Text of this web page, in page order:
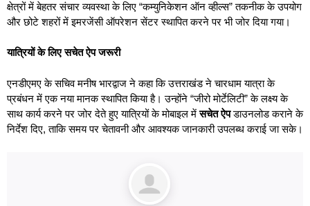
क्षेत्रों में बेहतर संचार व्यवस्था के लिए “कम्युनिकेशन ऑन व्हील्स” तकनीक के उपयोग
और छोटे शहरों में इमरजेंसी ऑपरेशन सेंटर स्थापित करने पर भी जोर दिया गया।
यात्रियों के लिए सचेत ऐप जरूरी
एनडीएमए के सचिव मनीष भारद्वाज ने कहा कि उत्तराखंड ने चारधाम यात्रा के
प्रबंधन में एक नया मानक स्थापित किया है। उन्होंने “जीरो मोर्टेलिटी” के लक्ष्य के
साथ कार्य करने पर जोर देते हुए यात्रियों के मोबाइल मेंसचेत ऐपडाउनलोड कराने के
निर्देश दिए, ताकि समय पर चेतावनी और आवश्यक जानकारी उपलब्ध कराई जा सके।